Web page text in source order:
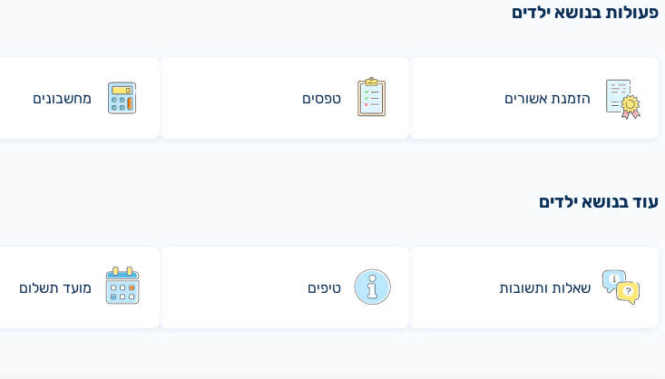
פעולות בנושא ילדים
הזמנת אשורים טפסים מחשבונים
עוד בנושא ילדים
שאלות ותשובות טיפים מועד תשלום